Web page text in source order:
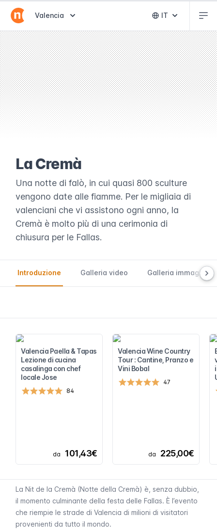
Abrir selector de destinos
Valencia Abrir selector
IT
La Cremà
Una notte di falò, in cui quasi 800 sculture
vengono date alle fiamme. Per le migliaia di
valenciani che vi assistono ogni anno, la
Cremà è molto più di una cerimonia di
chiusura per le Fallas.
Introduzione Galleria video Galleria immagini
Valencia Paella & Tapas
Lezione di cucina
casalinga con chef
locale Jose
84
da 101,43€
Valencia Wine Country
Tour : Cantine, Pranzo e
Vini Bobal
47
da 225,00€
La Nit de la Cremà (Notte della Cremà) è, senza dubbio,
il momento culminante della festa delle Fallas. È l’evento
che riempie le strade di Valencia di milioni di visitatori
provenienti da tutto il mondo.